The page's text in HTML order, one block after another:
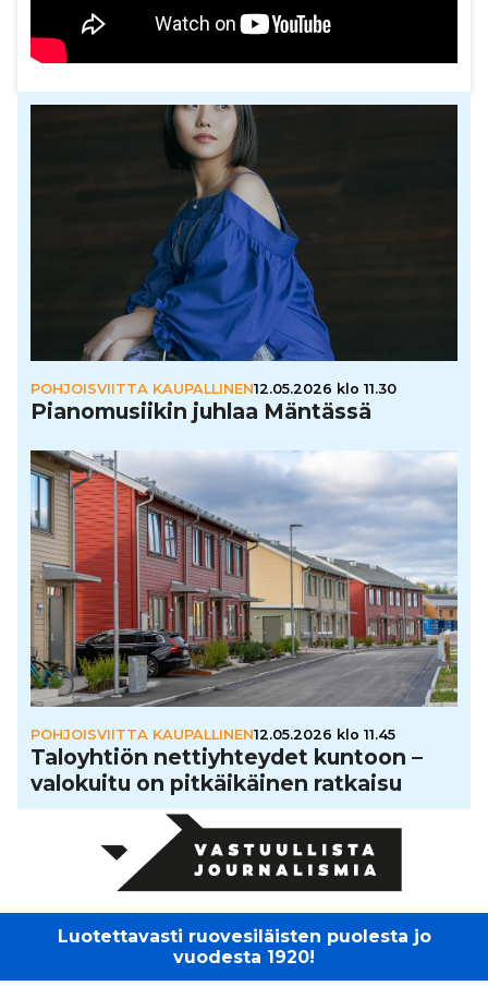
POHJOISVIITTA KAUPALLINEN12.05.2026 klo 11.30
Pia­no­mu­sii­kin juhlaa Mäntässä
POHJOISVIITTA KAUPALLINEN12.05.2026 klo 11.45
Talo­yh­tiön net­tiyh­tey­det kuntoon –
valokuitu on pit­käi­käi­nen ratkaisu
Luotettavasti ruovesiläisten puolesta jo
vuodesta 1920!